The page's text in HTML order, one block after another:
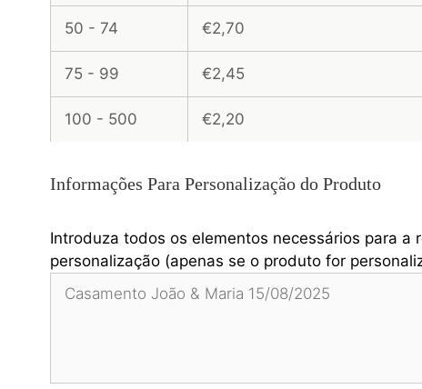
50 - 74 €2,70
75 - 99 €2,45
100 - 500 €2,20
Informações Para Personalização do Produto
Introduza todos os elementos necessários para a
personalização (apenas se o produto for